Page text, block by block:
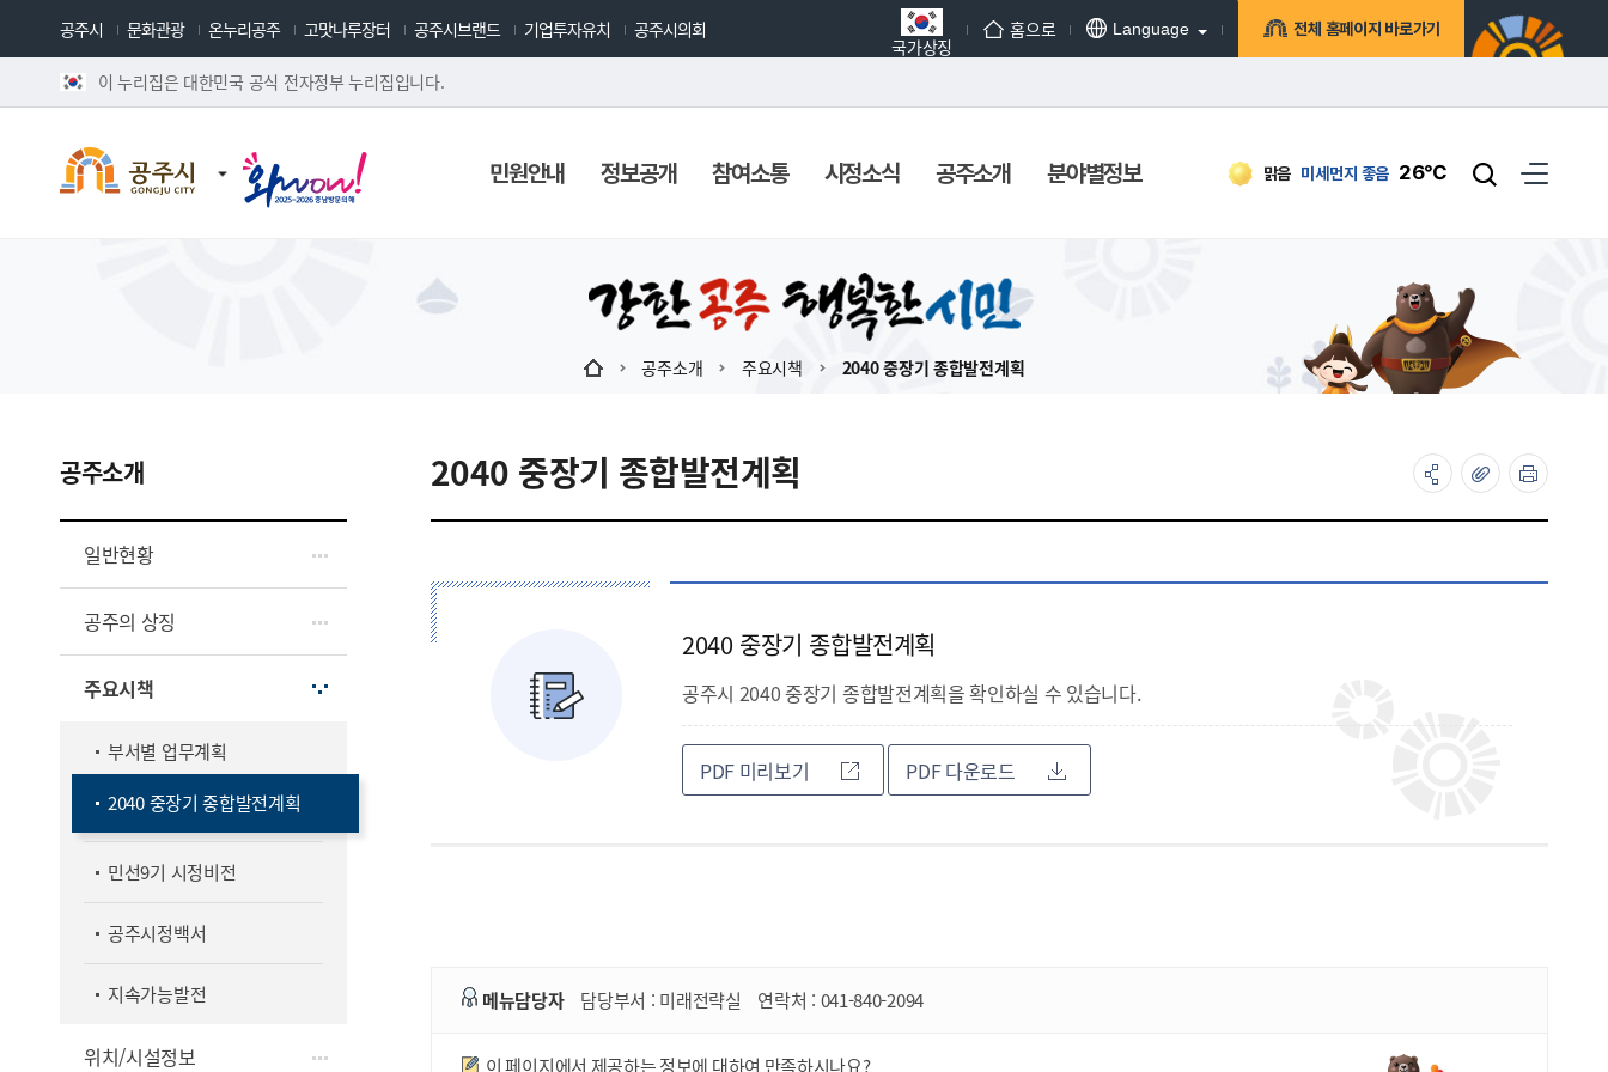
공주시 문화관광 온누리공주 고맛나루장터 공주시브랜드 기업투자유치 공주시의회
국가상징
홈으로 Language 전체 홈페이지 바로가기
이 누리집은 대한민국 공식 전자정부 누리집입니다.
맑음 미세먼지 좋음 26℃
민원안내 정보공개 참여소통 시정소식 공주소개 분야별정보
공주소개 주요시책 2040 중장기 종합발전계획
공주소개
일반현황
공주의 상징
주요시책
부서별 업무계획
2040 중장기 종합발전계획
민선9기 시정비전
공주시정백서
지속가능발전
위치/시설정보
2040 중장기 종합발전계획
2040 중장기 종합발전계획
공주시 2040 중장기 종합발전계획을 확인하실 수 있습니다.
PDF 미리보기 PDF 다운로드
메뉴담당자 담당부서 : 미래전략실 연락처 : 041-840-2094
만족도조사
이 페이지에서 제공하는 정보에 대하여 만족하시나요?